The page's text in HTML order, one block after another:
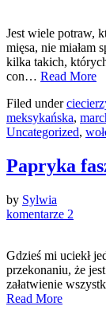
Jest wiele potraw,
mięsa, nie miałam
kilka takich,
con… Read More
Filed under
meksykańska,
Uncategorized,
Papryka
by Sylwia
komentarze 2
Gdzieś mi uciekł
przekonaniu, że
załatwienie
Read More